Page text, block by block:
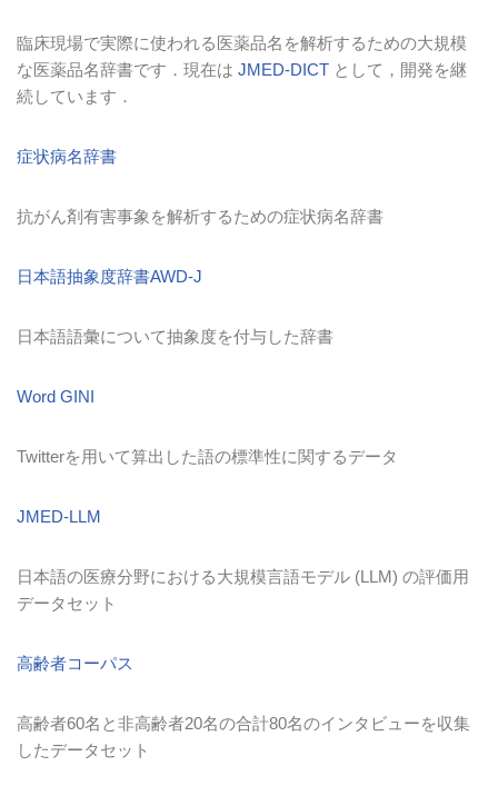
臨床現場で実際に使われる医薬品名を解析するための大規模
な医薬品名辞書です．現在は JMED-DICT として，開発を継
続しています．
症状病名辞書
抗がん剤有害事象を解析するための症状病名辞書
日本語抽象度辞書AWD-J
日本語語彙について抽象度を付与した辞書
Word GINI
Twitterを用いて算出した語の標準性に関するデータ
JMED-LLM
日本語の医療分野における大規模言語モデル (LLM) の評価用
データセット
高齢者コーパス
高齢者60名と非高齢者20名の合計80名のインタビューを収集
したデータセット